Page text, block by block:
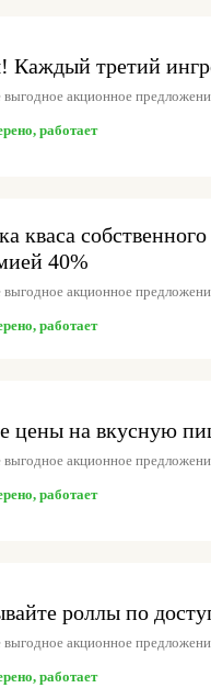
Каждый третий
акционное
работает
кваса
40%
акционное
работает
цены на вкусную
акционное
работает
роллы по
акционное
работает